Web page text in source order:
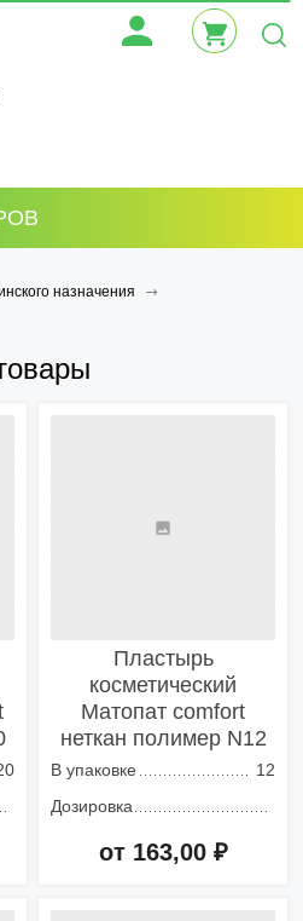
назначения
Пластырь
косметический
Матопат comfort
неткан полимер N12
В упаковке
12
Дозировка
от 163,00 ₽